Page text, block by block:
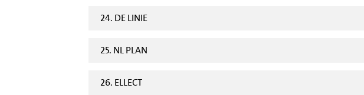
24. DE LINIE
25. NL PLAN
26. ELLECT